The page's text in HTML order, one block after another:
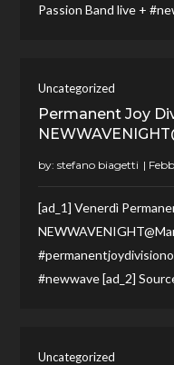
Passion Band live +
Uncategorized
Permanent Joy
by:stefano biagetti
[ad_1] Venerdì
#newwave [ad_2]
Uncategorized